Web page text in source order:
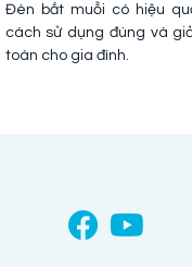
Đèn bắt muỗi có hiệu
cách sử dụng đúng và
toàn cho gia đình.